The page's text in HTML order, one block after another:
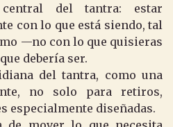
del tantra: estar
con lo que está siendo, tal
—no con lo que quisieras
debería ser.
del tantra, como una
no solo para retiros,
especialmente diseñadas.